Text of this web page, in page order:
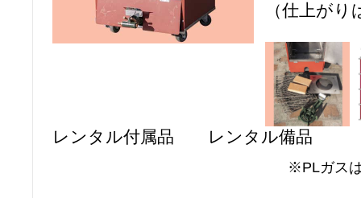
（仕上がり
レンタル付属品 レンタル備品
※PLガス